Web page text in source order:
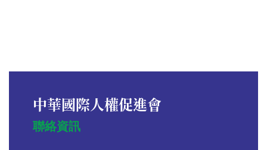
中華國際人權促進會
聯絡資訊